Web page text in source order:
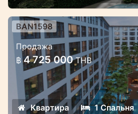
Новый роскошный
отличной локации
Люкс апартаменты на
пляжем
BAN1598
Продажа
฿ 4 725 000THB
Квартира 1 Спальня